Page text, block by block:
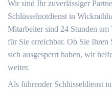
Wir sind Ihr zuverlässiger
Schlüsselnotdienst in
Mitarbeiter sind 24 Stunden am
für Sie erreichbar. Ob Sie Ihren
sich ausgesperrt haben, wir
weiter.
Als führender Schlüsseldienst